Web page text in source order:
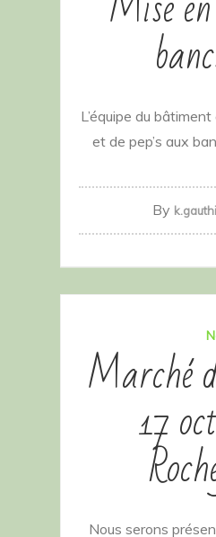
L’équipe du
et de pep’s aux
By
Marché
17
Nous serons